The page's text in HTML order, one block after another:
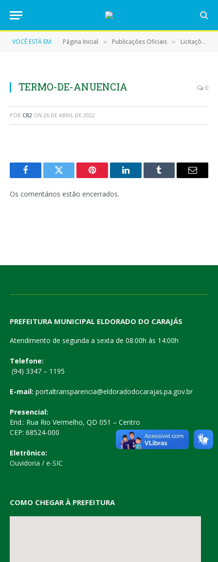
VOCÊ ESTÁ EM: Página Inicial » Publicações Oficiais » Licitações
TERMO-DE-ANUENCIA 0
POR CR2 ON 26 DE ABRIL DE 2022
FacebookTwitter Pinterest LinkedInTumblr
E-
Os comentários estão encerrados.
PREFEITURA MUNICIPAL ELDORADO DO CARAJÁS
Atendimento de segunda a sexta de 08:00h às 14:00h
Telefone:
(94) 3347 – 1195
E-mail: portaltransparencia@eldoradodocarajas.pa.gov.br
Presencial:
End.: Rua Rio Vermelho, QD 051 – Centro
CEP: 68524-000
Eletrônico:
Ouvidoria / e-SIC
COMO CHEGAR À PREFEITURA